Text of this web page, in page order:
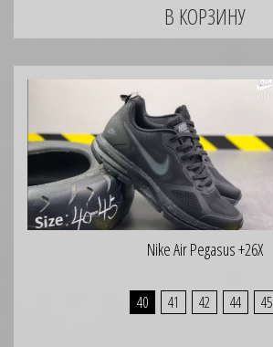
Nike Air Pegasus +26X
40 41 42 44 45